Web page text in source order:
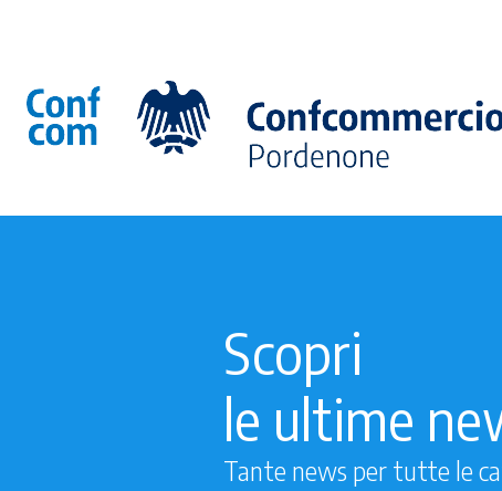
Scopri
le ultime
Tante news per tutte le